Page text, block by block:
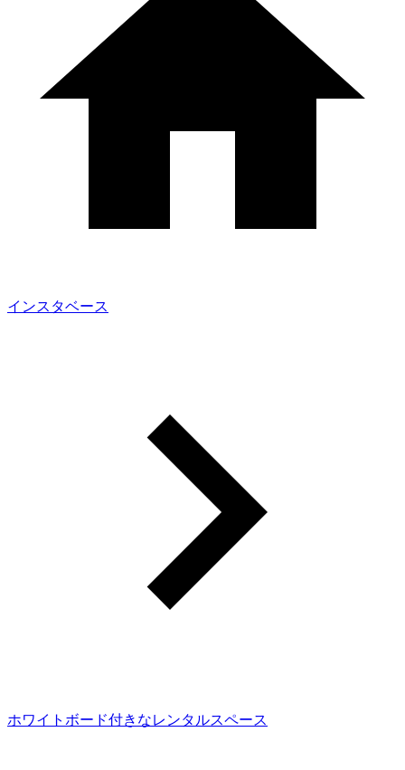
インスタベース
ホワイトボード付きなレンタルスペース